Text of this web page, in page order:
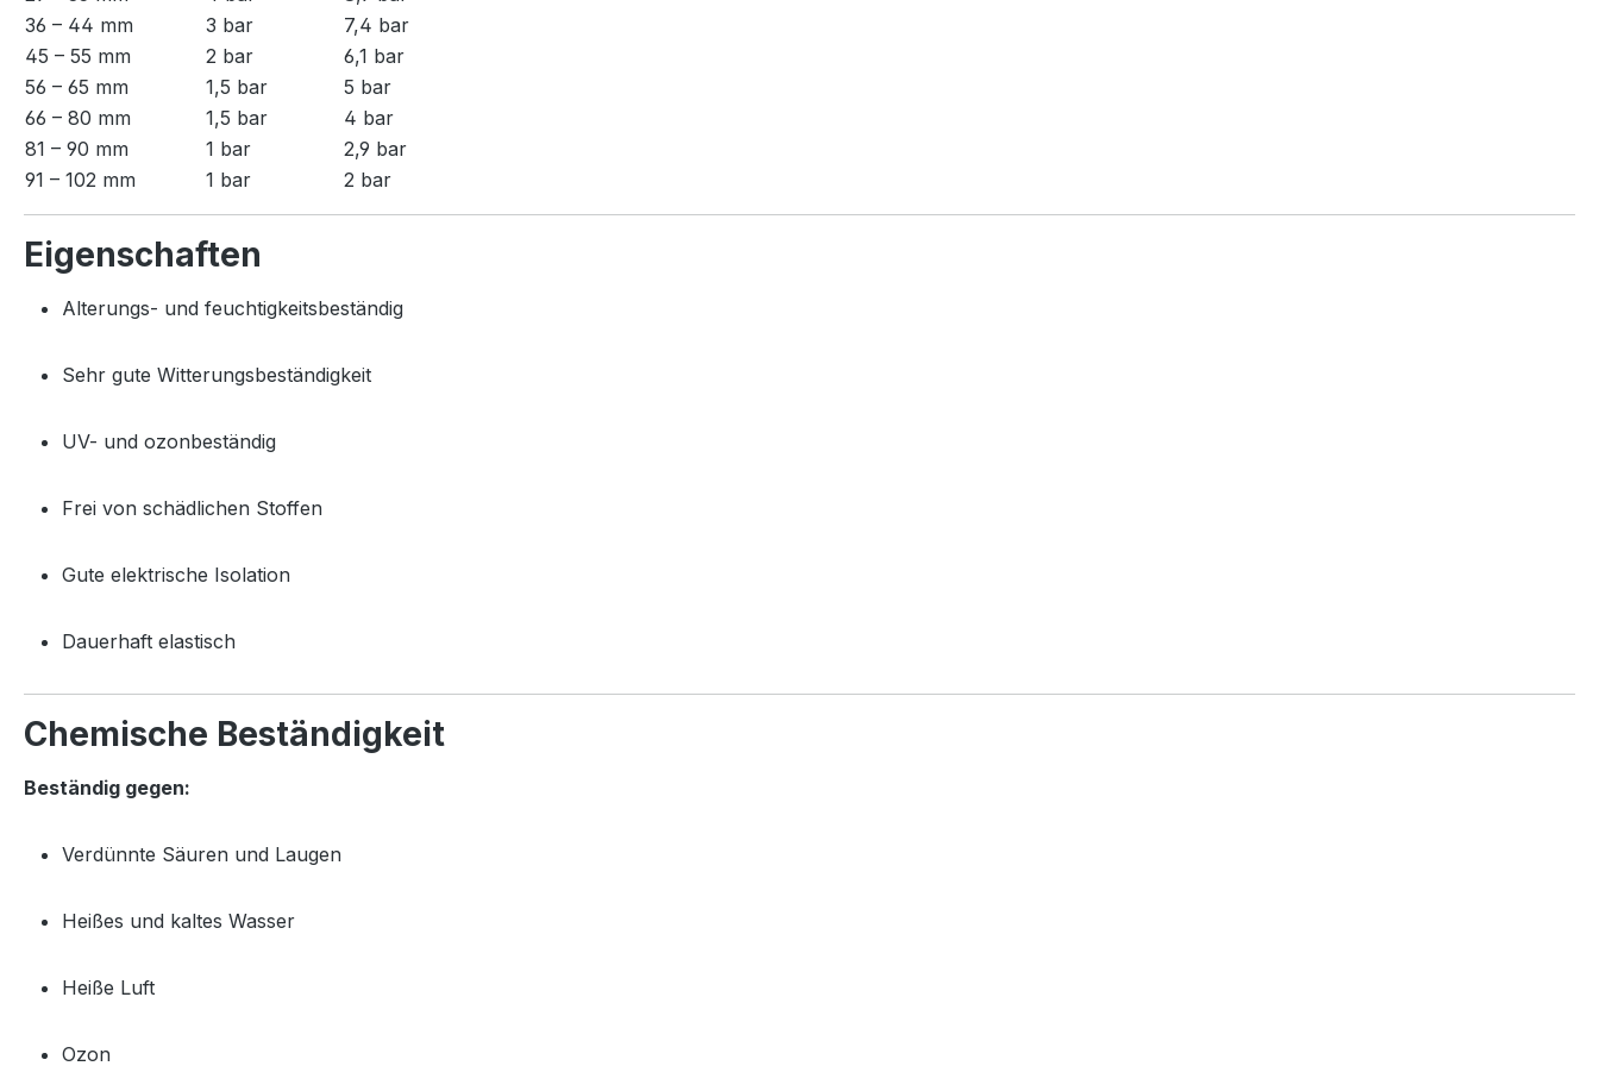
36 – 44 mm
3 bar
7,4 bar
45 – 55 mm
2 bar
6,1 bar
56 – 65 mm
1,5 bar
5 bar
66 – 80 mm
1,5 bar
4 bar
81 – 90 mm
1 bar
2,9 bar
91 – 102 mm
1 bar 2 bar
Eigenschaften
Alterungs- und feuchtigkeitsbeständig
Sehr gute Witterungsbeständigkeit
UV- und ozonbeständig
Frei von schädlichen Stoffen
Gute elektrische Isolation
Dauerhaft elastisch
Chemische Beständigkeit
Beständig gegen:
Verdünnte Säuren und Laugen
Heißes und kaltes Wasser
Heiße Luft
Ozon